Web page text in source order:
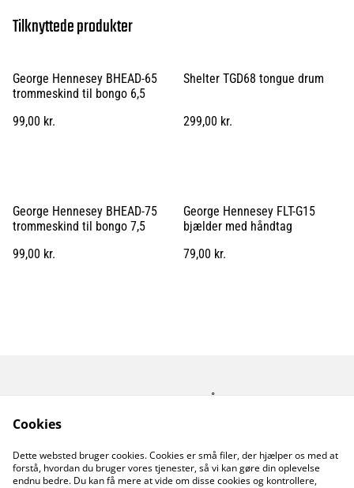
Tilknyttede produkter
George Hennesey BHEAD-65
trommeskind til bongo 6,5
99,00 kr.
Shelter TGD68 tongue drum
299,00 kr.
George Hennesey BHEAD-75
trommeskind til bongo 7,5
99,00 kr.
George Hennesey FLT-G15
bjælder med håndtag
79,00 kr.
Kontakt os
Åbningstider
Cookiepolitik
Cookies
Dette websted bruger cookies. Cookies er små filer, der hjælper os med at
forstå, hvordan du bruger vores tjenester, så vi kan gøre din oplevelse
endnu bedre. Du kan få mere at vide om disse cookies og kontrollere,